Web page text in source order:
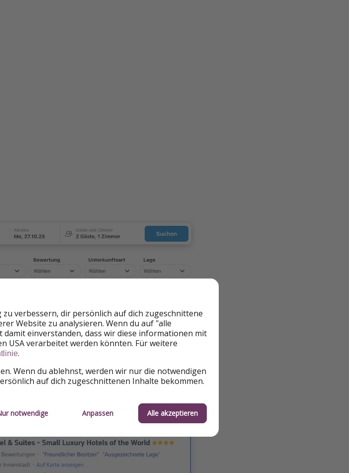
Preis bei trip. com finden. Klickt bei Trivago
dann dorthin weiterleiten.
verbessern, dir persönlich auf dich zugeschnittene
Website zu analysieren. Wenn du auf "alle
einverstanden, dass wir diese informationen mit
USA verarbeitet werden könnten. Für weitere
.
Wenn du ablehnst, werden wir nur die notwendigen
auf dich zugeschnittenen Inhalte bekommen.
notwendige Anpassen Alle akzeptieren